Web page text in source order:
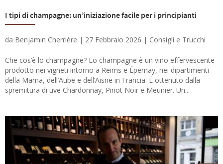
I tipi di champagne: un’iniziazione facile per i principianti
da Benjamin Cherrière | 27 Febbraio 2026 | Consigli e Trucchi
Che cos’è lo champagne? Lo champagne è un vino effervescente
prodotto nei vigneti intorno a Reims e Épernay, nei dipartimenti
della Marna, dell’Aube e dell’Aisne in Francia. È ottenuto dalla
spremitura di uve Chardonnay, Pinot Noir e Meunier. Un...